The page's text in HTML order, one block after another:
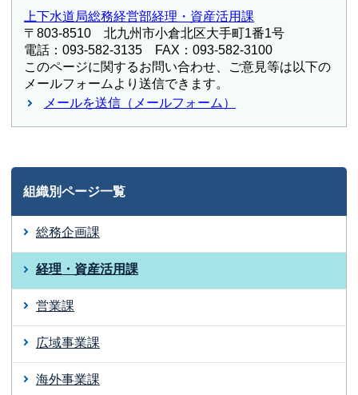
上下水道局総務経営部経理・資産活用課
〒803-8510 北九州市小倉北区大手町1番1号
電話：093-582-3135 FAX：093-582-3100
このページに関するお問い合わせ、ご意見等は以下の
メールフォームより送信できます。
メールを送信（メールフォーム）
組織別ページ一覧
総務企画課
経理・資産活用課
営業課
広域事業課
海外事業課